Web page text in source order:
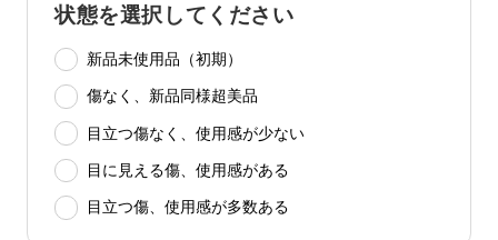
状態を選択してください
新品未使用品（初期）
傷なく、新品同様超美品
目立つ傷なく、使用感が少ない
目に見える傷、使用感がある
目立つ傷、使用感が多数ある